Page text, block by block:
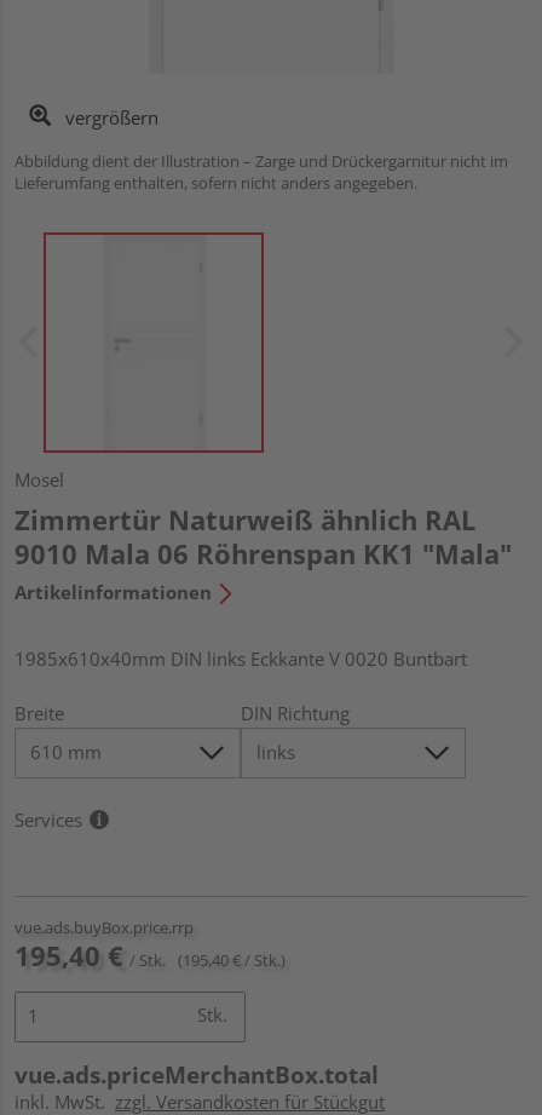
vergrößern
Abbildung dient der Illustration – Zarge und Drückergarnitur nicht im
Lieferumfang enthalten, sofern nicht anders angegeben.
Mosel
Zimmertür Naturweiß ähnlich RAL
9010 Mala 06 Röhrenspan KK1 "Mala"
Artikelinformationen
1985x610x40mm DIN links Eckkante V 0020 Buntbart
Breite DIN Richtung
Services
vue.ads.buyBox.price.rrp
195,40 € / Stk. (195,40 € / Stk.)
Stk.
vue.ads.priceMerchantBox.total
inkl. MwSt. zzgl. Versandkosten für Stückgut